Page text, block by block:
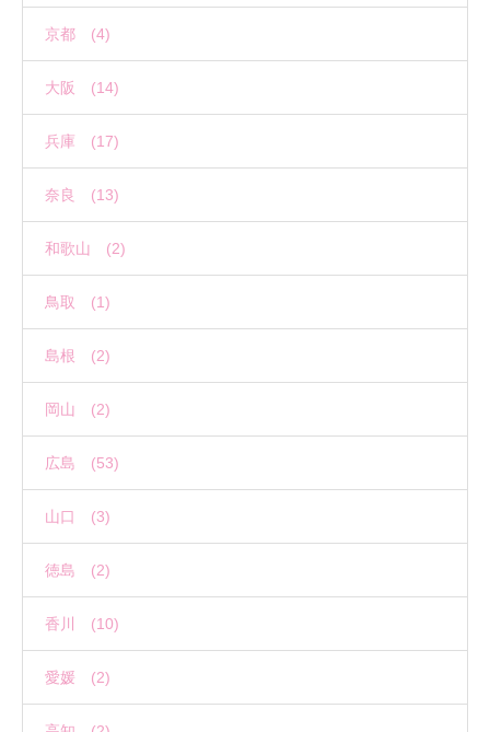
京都 (4)
大阪 (14)
兵庫 (17)
奈良 (13)
和歌山 (2)
鳥取 (1)
島根 (2)
岡山 (2)
広島 (53)
山口 (3)
徳島 (2)
香川 (10)
愛媛 (2)